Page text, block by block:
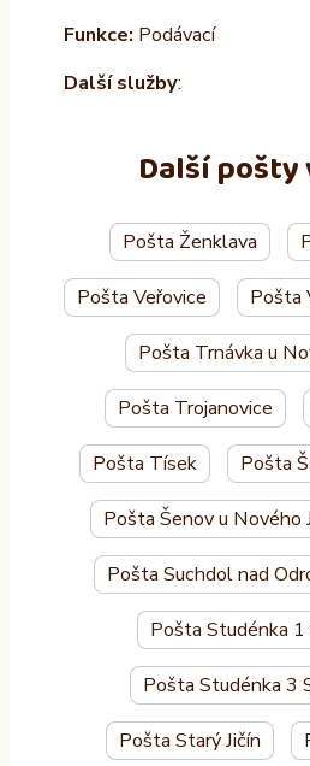
Funkce: Podávací
Další služby:
Další
Pošta Ženklava
Pošta Veřovice Pošta
Pošta Trnávka u
Pošta Trojanovice
Pošta Tísek Pošta
Pošta Šenov u Nového
Pošta Suchdol nad
Pošta Studénka
Pošta Studénka 3
Pošta Starý Jičín